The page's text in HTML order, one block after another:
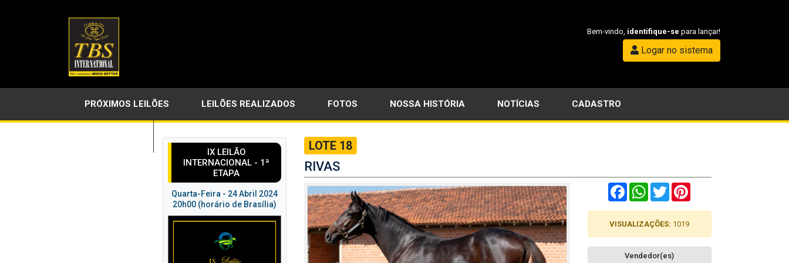
Bem-vindo, identifique-se para lançar!
Logar no sistema
PRÓXIMOS LEILÕES LEILÕES REALIZADOS FOTOS NOSSA HISTÓRIA NOTÍCIAS CADASTRO
IX LEILÃO
INTERNACIONAL - 1ª
ETAPA
Quarta-Feira - 24 Abril 2024
20h00 (horário de Brasília)
LOTE 18
RIVAS
FacebookWhatsApp
Twitter
VISUALIZAÇÕES: 1019
Vendedor(es)